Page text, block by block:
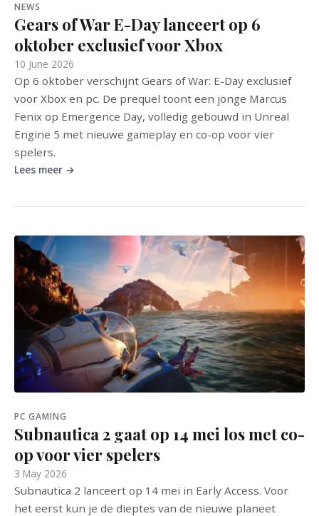
NEWS
Gears of War E-Day lanceert op 6
oktober exclusief voor Xbox
10 June 2026
Op 6 oktober verschijnt Gears of War: E-Day exclusief
voor Xbox en pc. De prequel toont een jonge Marcus
Fenix op Emergence Day, volledig gebouwd in Unreal
Engine 5 met nieuwe gameplay en co-op voor vier
spelers.
Lees meer →
PC GAMING
Subnautica 2 gaat op 14 mei los met co-
op voor vier spelers
3 May 2026
Subnautica 2 lanceert op 14 mei in Early Access. Voor
het eerst kun je de dieptes van de nieuwe planeet